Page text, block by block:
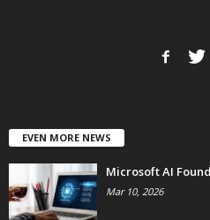
EVEN MORE NEWS
Microsoft AI
Mar 10, 2026